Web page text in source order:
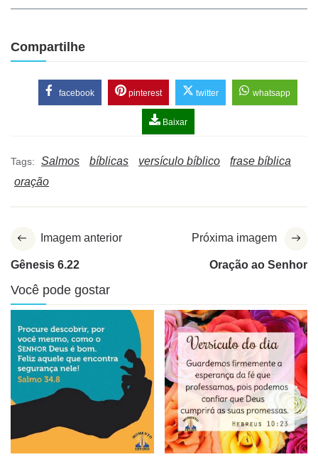
Compartilhe
facebook pinterest twitter whatsapp
Baixar
Tags: Salmos bíblicas versículo bíblico
frase bíblica
oração
Imagem anterior
Gênesis 6.22
Próxima imagem
Oração ao Senhor
Você pode gostar